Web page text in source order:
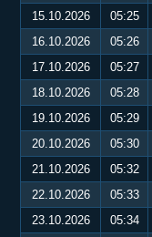
15.10.2026
05:25
16.10.2026
05:26
17.10.2026
05:27
18.10.2026
05:28
19.10.2026
05:29
20.10.2026
05:30
21.10.2026
05:32
22.10.2026
05:33
23.10.2026
05:34